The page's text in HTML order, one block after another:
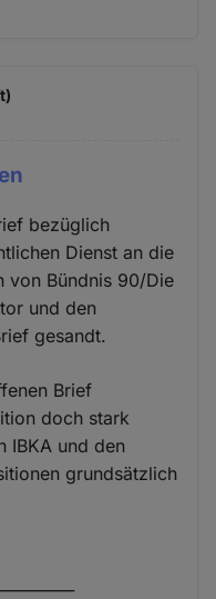
bezüglich
Dienst an die
von Bündnis 90/Die
und den
gesandt.
Brief
doch stark
IBKA und den
grundsätzlich